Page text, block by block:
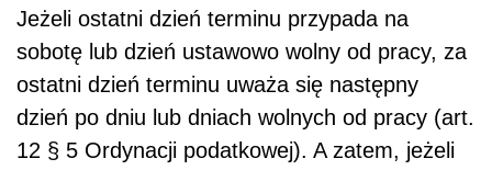
Jeżeli ostatni dzień terminu przypada na
sobotę lub dzień ustawowo wolny od pracy, za
ostatni dzień terminu uważa się następny
dzień po dniu lub dniach wolnych od pracy (art.
12 § 5 Ordynacji podatkowej). A zatem, jeżeli